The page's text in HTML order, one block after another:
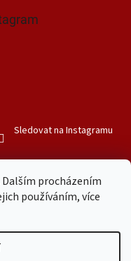
procházením
používáním, více
Sledovat na Instagramu